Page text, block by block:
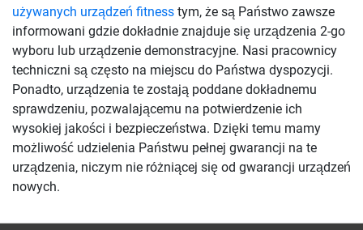
używanych urządzeń fitness tym, że są Państwo zawsze
informowani gdzie dokładnie znajduje się urządzenia 2-go
wyboru lub urządzenie demonstracyjne. Nasi pracownicy
techniczni są często na miejscu do Państwa dyspozycji.
Ponadto, urządzenia te zostają poddane dokładnemu
sprawdzeniu, pozwalającemu na potwierdzenie ich
wysokiej jakości i bezpieczeństwa. Dzięki temu mamy
możliwość udzielenia Państwu pełnej gwarancji na te
urządzenia, niczym nie różniącej się od gwarancji urządzeń
nowych.